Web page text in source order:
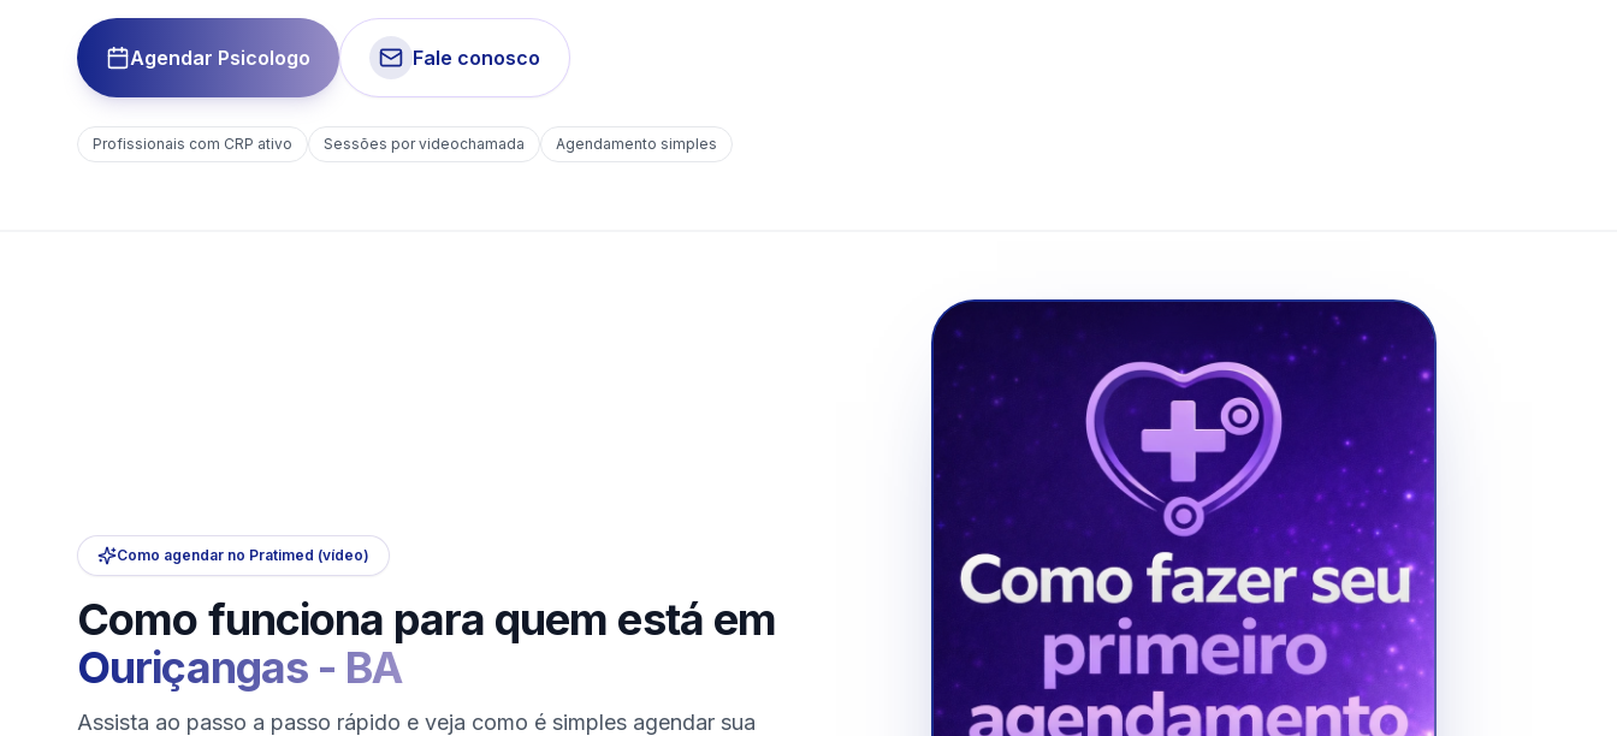
Agendar Psicologo Fale conosco
Profissionais com CRP ativo Sessões por videochamada Agendamento simples
Como agendar no Pratimed (vídeo)
Como funciona para quem está em
Ouriçangas - BA
Assista ao passo a passo rápido e veja como é simples agendar sua